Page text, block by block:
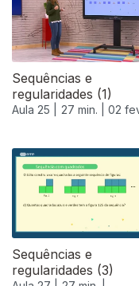
Sequências e
regularidades (1)
Aula 25 | 27 min. | 02
Sequências e
regularidades (3)